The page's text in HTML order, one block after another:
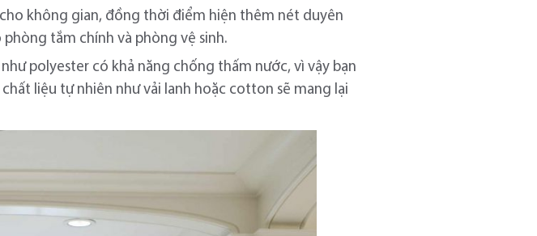
không gian, đồng thời điểm hiện thêm nét duyên
tắm chính và phòng vệ sinh.
polyester có khả năng chống thấm nước, vì vậy bạn
liệu tự nhiên như vải lanh hoặc cotton sẽ mang lại